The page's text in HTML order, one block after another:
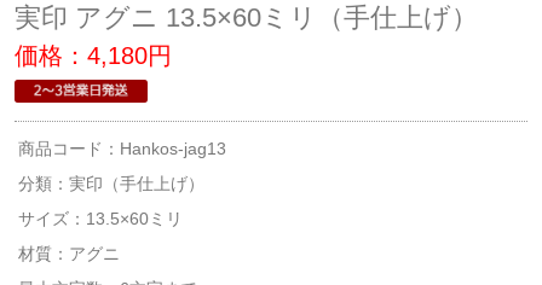
実印 アグニ 13.5×60ミリ（手仕上げ）
価格：4,180円
商品コード：Hankos-jag13
分類： 実印（手仕上げ）
サイズ：13.5×60ミリ
材質：アグニ